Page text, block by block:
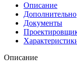
Описание
Дополнительно
Документы
Описание